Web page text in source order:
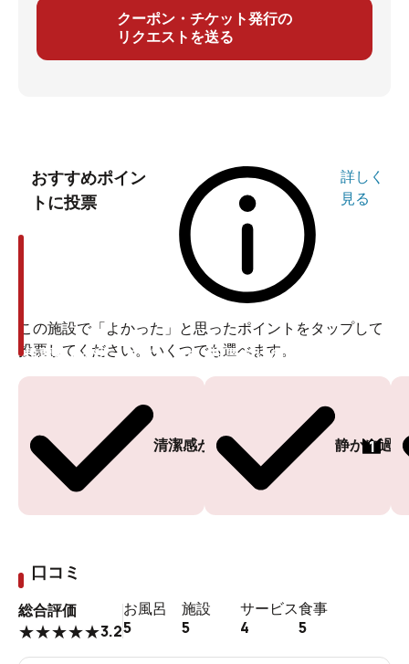
クーポン・チケット発行の
リクエストを送る
おすすめポイン
トに投票
詳しく
見る
この施設で「よかった」と思ったポイントをタップして
投票してください。いくつでも選べます。
清潔感がある
投票ありがとうございます
静かに過
1
投票ありがとうございます
口コミ
総合評価
★★★★★3.2
お風呂
5
施設
5
サービス
4
食事
5